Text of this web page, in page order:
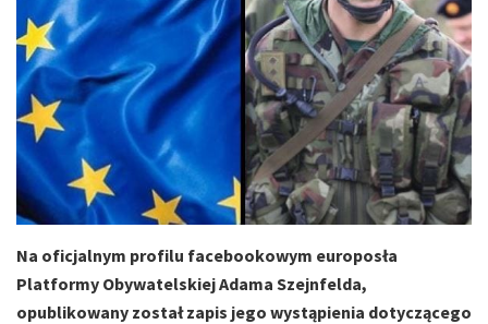
Na oficjalnym profilu facebookowym europosła
Platformy Obywatelskiej Adama Szejnfelda,
opublikowany został zapis jego wystąpienia dotyczącego